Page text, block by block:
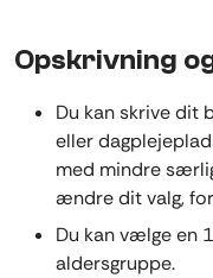
Opskrivning
Du kan skrive dit
eller
med mindre
ændre dit valg,
Du kan vælge en
aldersgruppe.